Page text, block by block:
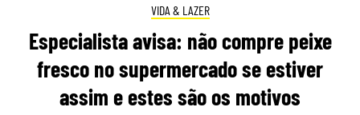
VIDA & LAZER
Especialista avisa: não compre peixe
fresco no supermercado se estiver
assim e estes são os motivos